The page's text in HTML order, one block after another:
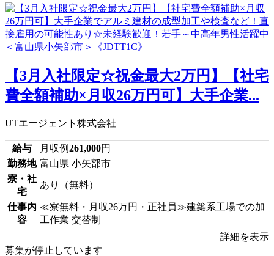
【3月入社限定☆祝金最大2万円】【社宅
費全額補助×月収26万円可】大手企業...
UTエージェント株式会社
給与 月収例261,000円
勤務地 富山県 小矢部市
寮・社
宅
あり（無料）
仕事内
容
≪寮無料・月収26万円・正社員≫建築系工場での加
工作業 交替制
詳細を表示
募集が停止しています